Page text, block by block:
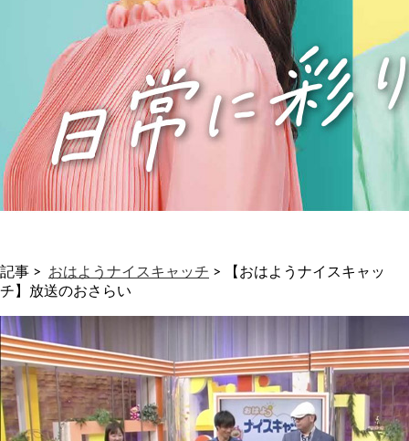
記事 > おはようナイスキャッチ >
【おはようナイスキャッ
チ】放送のおさらい